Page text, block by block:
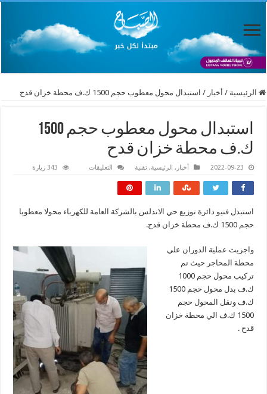
الرئيسية / أخبار / استبدال محول معطوب حجم 1500 ك.ف محطة خزان قدح
استبدال محول معطوب حجم 1500
ك.ف محطة خزان قدح
2022-09-23 أخبار , الرئيسية,تقنية التعليقات
ك.ف
343 زيارة
استبدل فنيو دائرة توزيع حي الاندلس بالشركة العامة للكهرباء محولا معطوبا
حجم 1500 ك.ف محطة خزان قدح.
واجريت عملية الدوران علي
محطة المحاجر حيث تم
تركيب محول حجم 1000
ك.ف بدل محول حجم 1500
ك.ف ونقل المحول حجم
1500 ك.ف الي محطة خزان
قدح .